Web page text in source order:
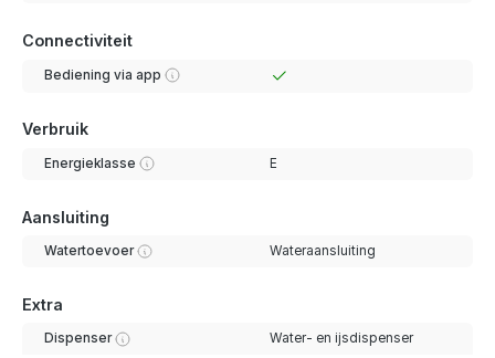
Connectiviteit
Bediening via app
Verbruik
Energieklasse E
Aansluiting
Watertoevoer Wateraansluiting
Extra
Dispenser Water- en ijsdispenser